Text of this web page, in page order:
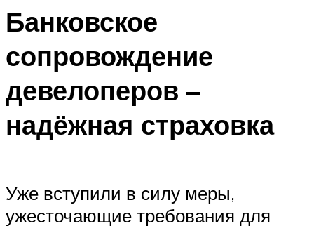
Банковское
сопровождение
девелоперов –
надёжная страховка
Уже вступили в силу меры,
ужесточающие требования для